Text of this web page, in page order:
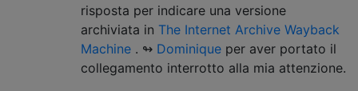
risposta per indicare una versione
archiviata in The Internet Archive Wayback
Machine . ↬ Dominique per aver portato il
collegamento interrotto alla mia attenzione.